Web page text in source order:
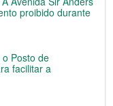
proibido durante
Posto de
facilitar a